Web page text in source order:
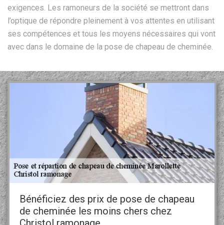
exigences. Les ramoneurs de la société se mettront dans
l’optique de répondre pleinement à vos attentes en utilisant
ses compétences et tous les moyens nécessaires qui vont
avec dans le domaine de la pose de chapeau de cheminée.
Bénéficiez des prix de pose de chapeau
de cheminée les moins chers chez